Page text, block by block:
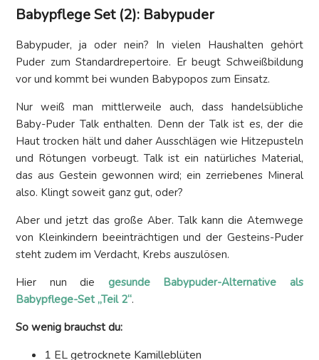
Babypflege Set (2): Babypuder
Babypuder, ja oder nein? In vielen Haushalten gehört
Puder zum Standardrepertoire. Er beugt Schweißbildung
vor und kommt bei wunden Babypopos zum Einsatz.
Nur weiß man mittlerweile auch, dass handelsübliche
Baby-Puder Talk enthalten. Denn der Talk ist es, der die
Haut trocken hält und daher Ausschlägen wie Hitzepusteln
und Rötungen vorbeugt. Talk ist ein natürliches Material,
das aus Gestein gewonnen wird; ein zerriebenes Mineral
also. Klingt soweit ganz gut, oder?
Aber und jetzt das große Aber. Talk kann die Atemwege
von Kleinkindern beeinträchtigen und der Gesteins-Puder
steht zudem im Verdacht, Krebs auszulösen.
Hier nun die gesunde Babypuder-Alternative als
Babypflege-Set „Teil 2“.
So wenig brauchst du:
1 EL getrocknete Kamilleblüten